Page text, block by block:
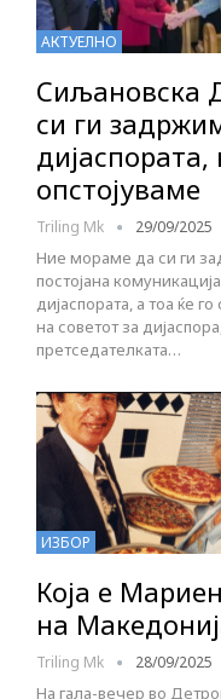
АКТУЕЛНО
Сиљановска
си ги
дијаспората,
опстојуваме
Triling Mk 29/09/2025
Ние мораме да си ги
постојана
дијаспората, а тоа ќе
на советот за
претседателката…
ИЗБОР
Која е
на
Triling Mk 28/09/2025
На гала-вечер во